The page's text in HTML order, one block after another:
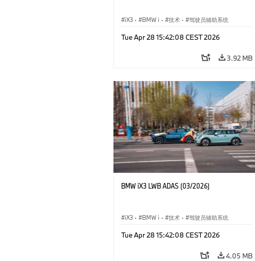
iX3 · BMW i · 技术 · 驾驶员辅助系统
Tue Apr 28 15:42:08 CEST 2026
3.92 MB
BMW iX3 LWB ADAS (03/2026)
iX3 · BMW i · 技术 · 驾驶员辅助系统
Tue Apr 28 15:42:08 CEST 2026
4.05 MB